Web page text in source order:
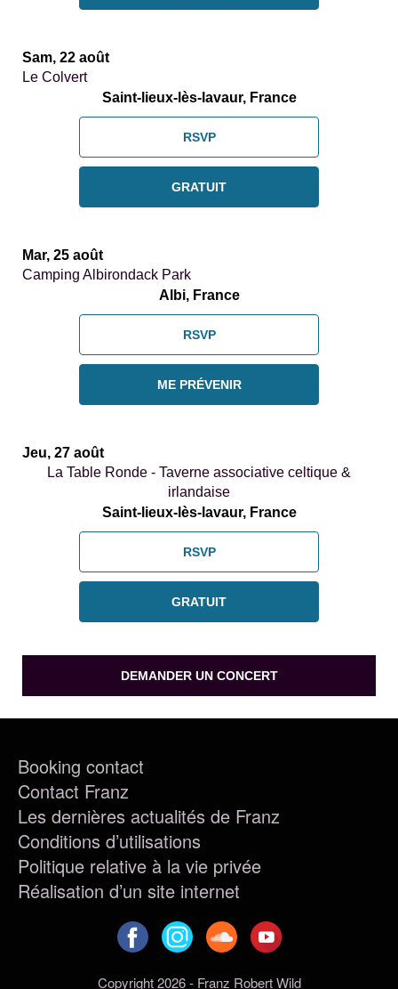
Sam, 22 août
Le Colvert
Saint-lieux-lès-lavaur, France
RSVP
GRATUIT
Mar, 25 août
Camping Albirondack Park
Albi, France
RSVP
ME PRÉVENIR
Jeu, 27 août
La Table Ronde - Taverne associative celtique &
irlandaise
Saint-lieux-lès-lavaur, France
RSVP
GRATUIT
DEMANDER UN CONCERT
Booking contact
Contact Franz
Les dernières actualités de Franz
Conditions d’utilisations
Politique relative à la vie privée
Réalisation d’un site internet
Copyright 2026 - Franz Robert Wild